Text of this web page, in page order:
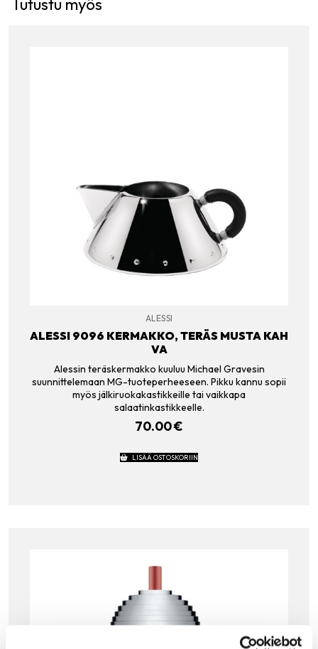
Tutustu myös
ALESSI
ALESSI 9096 KERMAKKO, TERÄS MUSTA KAH
VA
Alessin teräskermakko kuuluu Michael Gravesin
suunnittelemaan MG-tuoteperheeseen. Pikku kannu sopii
myös jälkiruokakastikkeille tai vaikkapa
salaatinkastikkeelle.
70.00€
LISÄÄ OSTOSKORIIN